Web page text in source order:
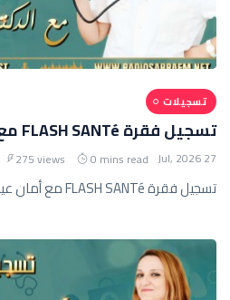
تسجيلات
تسجيل فقرة FLASH SANTé مع أمان عيسى
27 Jul, 2026
0 mins read
275 views
تسجيل فقرة FLASH SANTé مع أمان عيسى